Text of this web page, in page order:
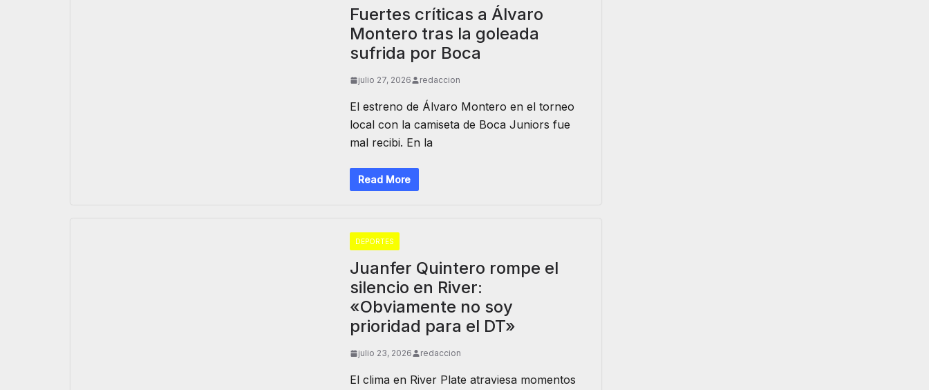
Fuertes críticas a Álvaro
Montero tras la goleada
sufrida por Boca
julio 27, 2026 redaccion
El estreno de Álvaro Montero en el torneo
local con la camiseta de Boca Juniors fue
mal recibi. En la
Read More
DEPORTES
Juanfer Quintero rompe el
silencio en River:
«Obviamente no soy
prioridad para el DT»
julio 23, 2026 redaccion
El clima en River Plate atraviesa momentos